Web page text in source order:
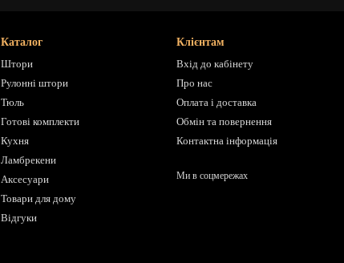
Каталог
Штори
Рулонні штори
Тюль
Готові комплекти
Кухня
Ламбрекени
Аксесуари
Товари для дому
Відгуки
Клієнтам
Вхід до кабінету
Про нас
Оплата і доставка
Обмін та повернення
Контактна інформація
Ми в соцмережах